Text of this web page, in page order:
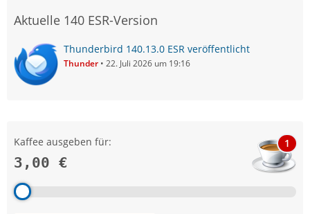
Aktuelle 140 ESR-Version
Thunderbird 140.13.0 ESR veröffentlicht
Thunder 22. Juli 2026 um 19:16
Kaffee ausgeben für:
3,00 €
1